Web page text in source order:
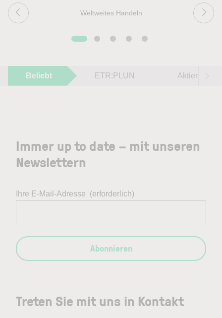
Weltweites Handeln
Beliebt ETR:PLUN Aktien im
Treten Sie mit uns in Kontakt
Immer up to date – mit unseren
Newslettern
Ihre E-Mail-Adresse (erforderlich)
Abonnieren